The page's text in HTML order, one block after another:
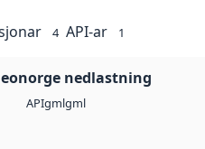
4 API-ar 1
nedlastning
APIgmlgml